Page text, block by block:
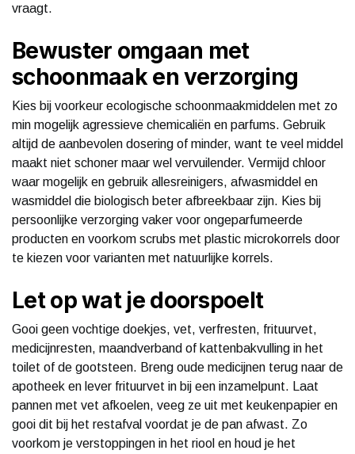
vraagt.
Bewuster omgaan met
schoonmaak en verzorging
Kies bij voorkeur ecologische schoonmaakmiddelen met zo
min mogelijk agressieve chemicaliën en parfums. Gebruik
altijd de aanbevolen dosering of minder, want te veel middel
maakt niet schoner maar wel vervuilender. Vermijd chloor
waar mogelijk en gebruik allesreinigers, afwasmiddel en
wasmiddel die biologisch beter afbreekbaar zijn. Kies bij
persoonlijke verzorging vaker voor ongeparfumeerde
producten en voorkom scrubs met plastic microkorrels door
te kiezen voor varianten met natuurlijke korrels.
Let op wat je doorspoelt
Gooi geen vochtige doekjes, vet, verfresten, frituurvet,
medicijnresten, maandverband of kattenbakvulling in het
toilet of de gootsteen. Breng oude medicijnen terug naar de
apotheek en lever frituurvet in bij een inzamelpunt. Laat
pannen met vet afkoelen, veeg ze uit met keukenpapier en
gooi dit bij het restafval voordat je de pan afwast. Zo
voorkom je verstoppingen in het riool en houd je het